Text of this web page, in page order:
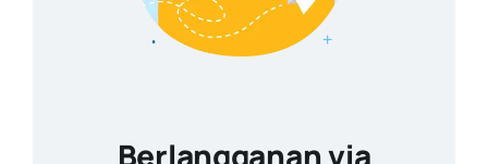
Berlangganan via